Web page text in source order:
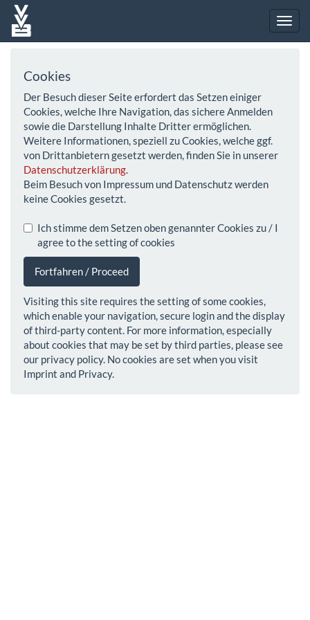
Cookies
Der Besuch dieser Seite erfordert das Setzen einiger
Cookies, welche Ihre Navigation, das sichere Anmelden
sowie die Darstellung Inhalte Dritter ermöglichen.
Weitere Informationen, speziell zu Cookies, welche ggf.
von Drittanbietern gesetzt werden, finden Sie in unserer
Datenschutzerklärung.
Beim Besuch von Impressum und Datenschutz werden
keine Cookies gesetzt.
Ich stimme dem Setzen oben genannter Cookies zu / I
agree to the setting of cookies
Fortfahren / Proceed
Visiting this site requires the setting of some cookies,
which enable your navigation, secure login and the display
of third-party content. For more information, especially
about cookies that may be set by third parties, please see
our privacy policy. No cookies are set when you visit
Imprint and Privacy.